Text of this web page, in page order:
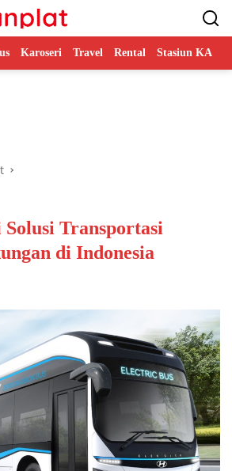
Karoseri Travel Rental Stasiun KA
Solusi Transportasi
di Indonesia